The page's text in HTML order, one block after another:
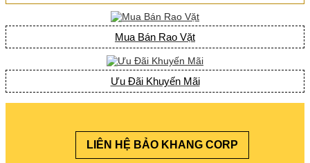
Mua Bán Rao Vặt
Ưu Đãi Khuyến Mãi
LIÊN HỆ BẢO KHANG CORP